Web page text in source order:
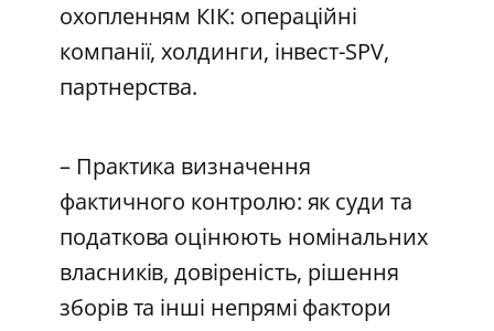
охопленням КІК: операційні
компанії, холдинги, інвест-SPV,
партнерства.
– Практика визначення
фактичного контролю: як суди та
податкова оцінюють номінальних
власників, довіреність, рішення
зборів та інші непрямі фактори